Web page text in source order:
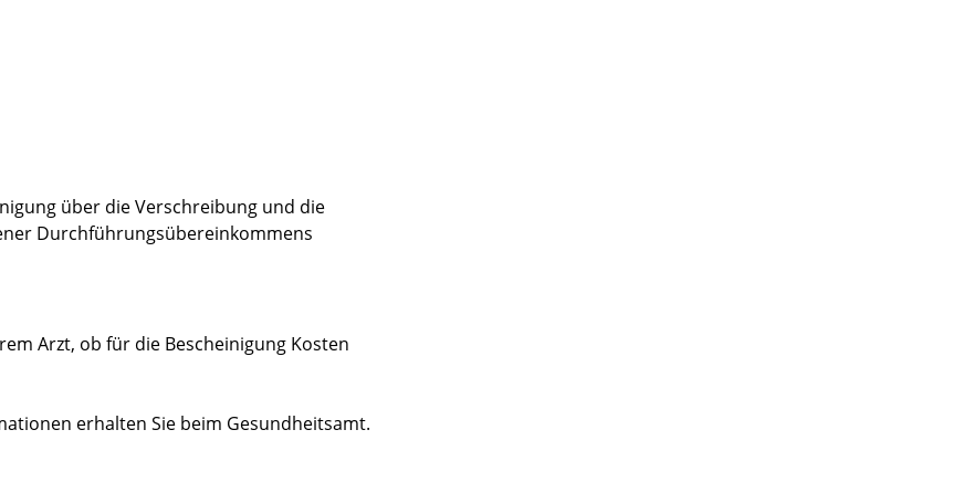
über die Verschreibung und die
Durchführungsübereinkommens
Arzt, ob für die Bescheinigung Kosten
erhalten Sie beim Gesundheitsamt.